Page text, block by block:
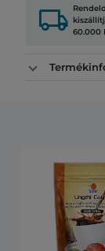
local_shipping 60.000